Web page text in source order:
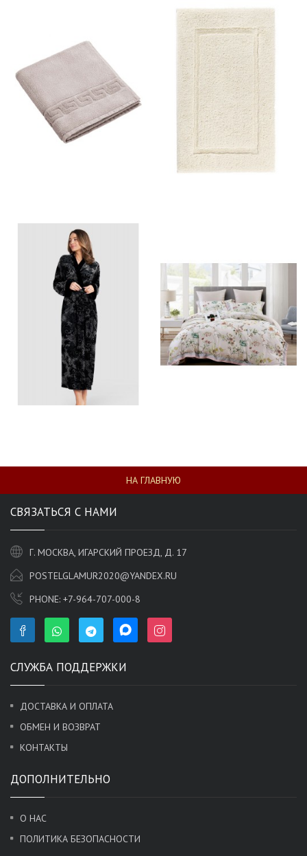
НА ГЛАВНУЮ
СВЯЗАТЬСЯ С НАМИ
Г. МОСКВА, ИГАРСКИЙ ПРОЕЗД, Д. 17
POSTELGLAMUR2020@YANDEX.RU
PHONE: +7-964-707-000-8
СЛУЖБА ПОДДЕРЖКИ
ДОСТАВКА И ОПЛАТА
ОБМЕН И ВОЗВРАТ
КОНТАКТЫ
ДОПОЛНИТЕЛЬНО
О НАС
ПОЛИТИКА БЕЗОПАСНОСТИ